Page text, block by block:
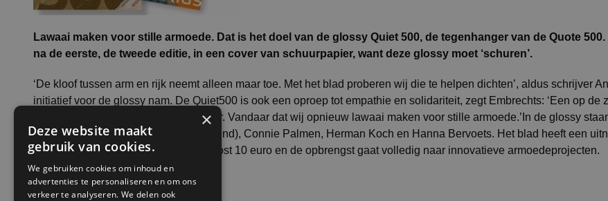
Lawaai maken voor stille armoede. Dat is het doel van de glossy Quiet 500, de tegenhanger van de Quote
na de eerste, de tweede editie, in een cover van schuurpapier, want deze glossy moet ‘schuren’.
‘De kloof tussen arm en rijk neemt alleen maar toe. Met het blad proberen wij die te helpen dichten’, aldus schrijver
initiatief voor de glossy nam. De Quiet500 is ook een oproep tot empathie en solidariteit, zegt Embrechts: ‘Een op
dat blijft uit schaamte vaak onzichtbaar. Vandaar dat wij opnieuw lawaai maken voor stille armoede.’In de glossy
bijdragen van o.a. Peter de Wit (Sigmund), Connie Palmen, Herman Koch en Hanna Bervoets. Het blad heeft een
gratis lesbrief ontwikkeld. De glossy kost 10 euro en de opbrengst gaat volledig naar innovatieve armoedeprojecten.
Quiet500.nl
×
Deze website maakt
gebruik van cookies.
We gebruiken cookies om inhoud en
advertenties te personaliseren en om ons
verkeer te analyseren. We delen ook